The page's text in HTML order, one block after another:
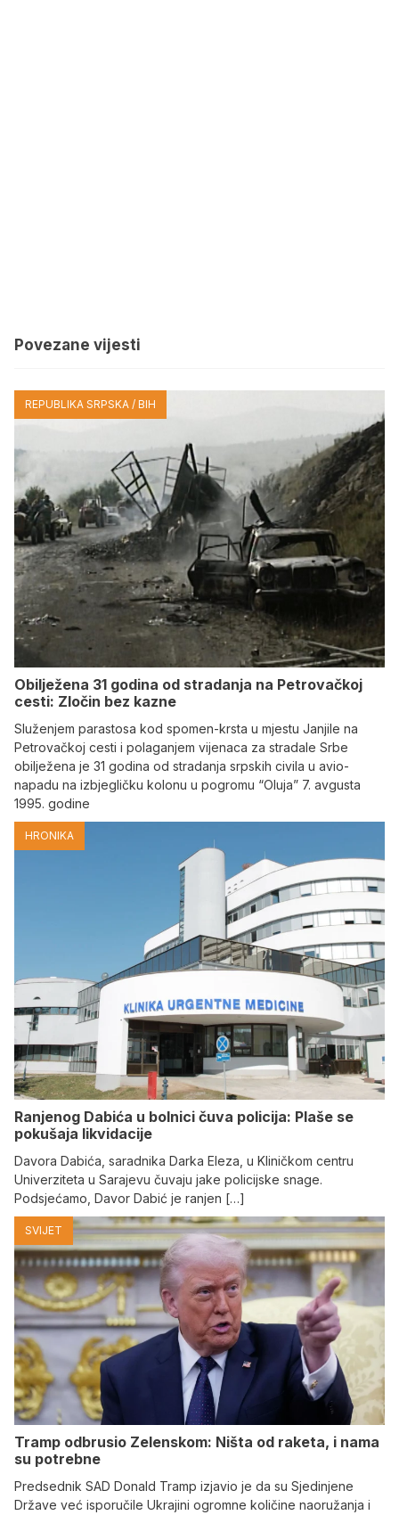
Povezane vijesti
REPUBLIKA SRPSKA / BIH
Obilježena 31 godina od stradanja na Petrovačkoj
cesti: Zločin bez kazne
Služenjem parastosa kod spomen-krsta u mjestu Janjile na
Petrovačkoj cesti i polaganjem vijenaca za stradale Srbe
obilježena je 31 godina od stradanja srpskih civila u avio-
napadu na izbjegličku kolonu u pogromu “Oluja” 7. avgusta
1995. godine
HRONIKA
Ranjenog Dabića u bolnici čuva policija: Plaše se
pokušaja likvidacije
Davora Dabića, saradnika Darka Eleza, u Kliničkom centru
Univerziteta u Sarajevu čuvaju jake policijske snage.
Podsjećamo, Davor Dabić je ranjen […]
SVIJET
Tramp odbrusio Zelenskom: Ništa od raketa, i nama
su potrebne
Predsednik SAD Donald Tramp izjavio je da su Sjedinjene
Države već isporučile Ukrajini ogromne količine naoružanja i